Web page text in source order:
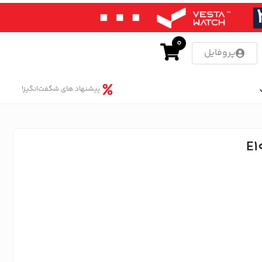
پروفایل
0
پیشنهاد های شگفت‌انگیز!